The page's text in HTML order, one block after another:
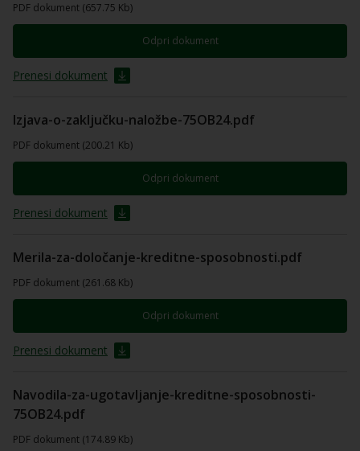
PDF dokument (657.75 Kb)
Odpri dokument
Prenesi dokument
Izjava-o-zaključku-naložbe-75OB24.pdf
PDF dokument (200.21 Kb)
Odpri dokument
Prenesi dokument
Merila-za-določanje-kreditne-sposobnosti.pdf
PDF dokument (261.68 Kb)
Odpri dokument
Prenesi dokument
Navodila-za-ugotavljanje-kreditne-sposobnosti-
75OB24.pdf
PDF dokument (174.89 Kb)